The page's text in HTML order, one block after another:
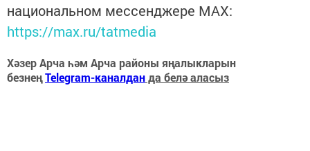
национальном мессенджере MАХ:
https://max.ru/tatmedia
Хәзер Арча һәм Арча районы яңалыкларын
безнеңTelegram-каналданда белә аласыз